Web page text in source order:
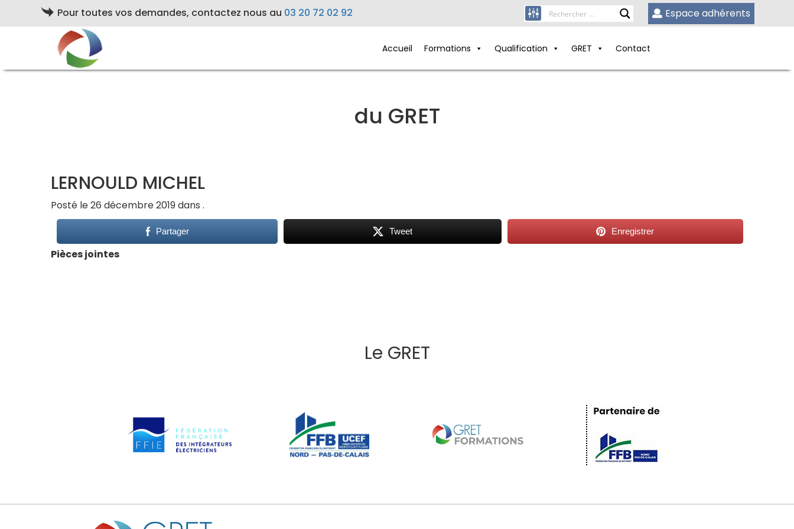
Pour toutes vos demandes, contactez nous au 03 20 72 02 92 Espace adhérents
Accueil Formations Qualification GRET Contact
du GRET
LERNOULD MICHEL
Posté le 26 décembre 2019 dans .
Partager Tweet Enregistrer
Pièces jointes
Le GRET